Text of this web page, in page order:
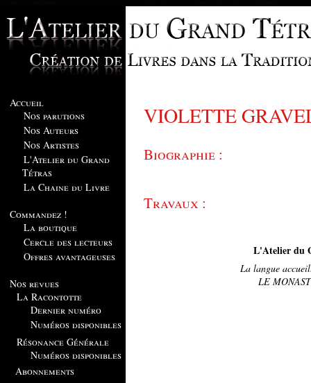
Accueil
Nos parutions
Nos Auteurs
Nos Artistes
L'Atelier du Grand
Tétras
La Chaine du Livre
Commandez !
La boutique
Cercle des lecteurs
Offres avantageuses
Nos revues
La Racontotte
Dernier numéro
Numéros disponibles
Résonance Générale
Numéros disponibles
Abonnements
VIOLETTE
Biographie :
Travaux :
L'Atelier du
La langue
LE